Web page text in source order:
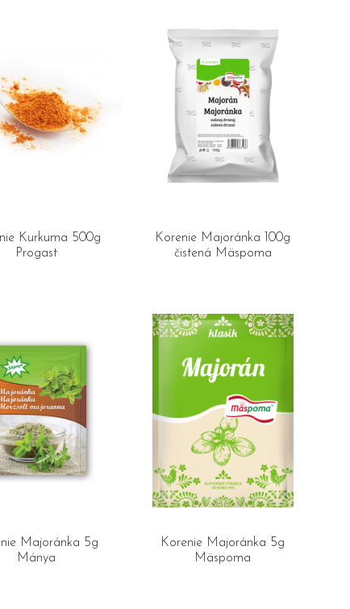
Kurkuma 500g
Progast
Korenie Majoránka 100g
čistená Mäspoma
Majoránka 5g
Mánya
Korenie Majoránka 5g
Mäspoma